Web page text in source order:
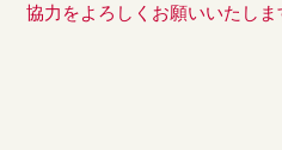
協力をよろしくお願いいたしま